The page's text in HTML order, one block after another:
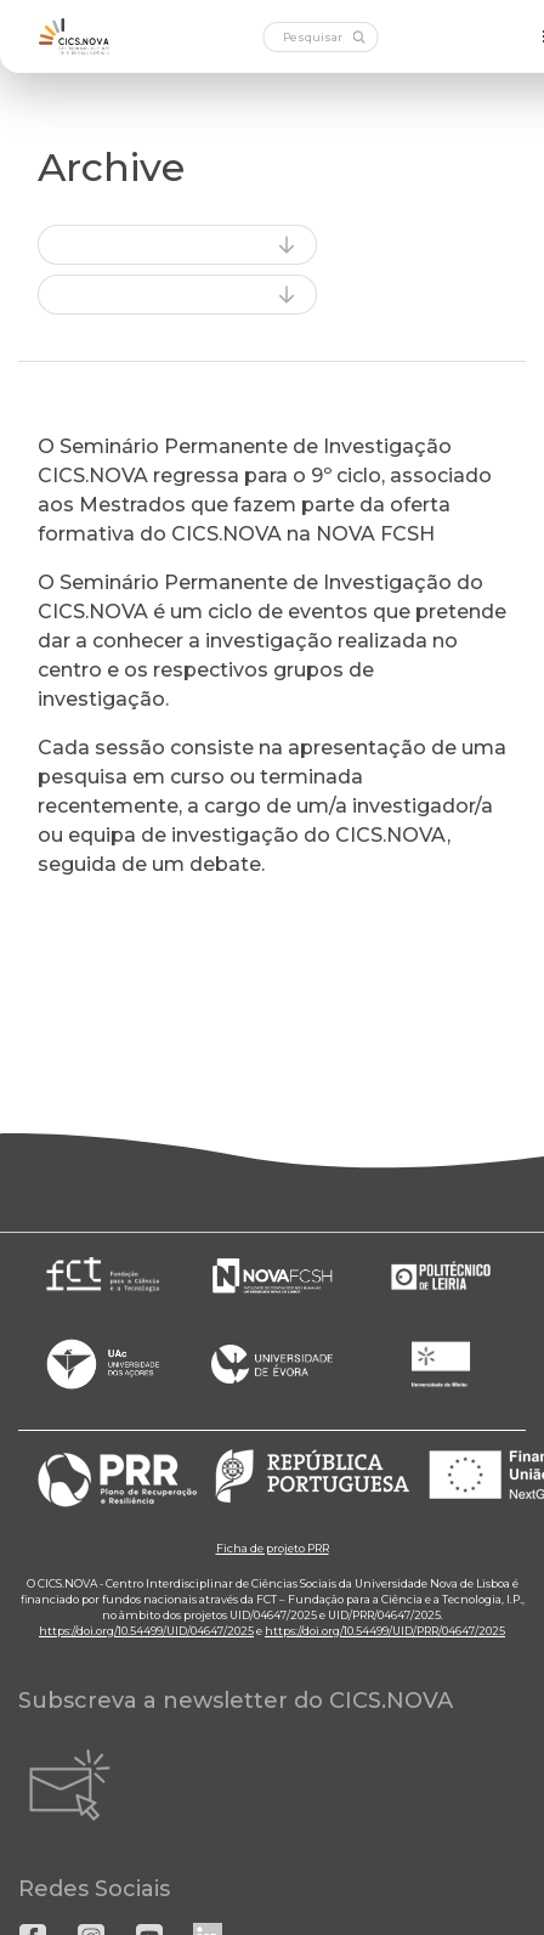
Archive
O Seminário Permanente de Investigação
CICS.NOVA regressa para o 9º ciclo, associado
aos Mestrados que fazem parte da oferta
formativa do CICS.NOVA na NOVA FCSH
O Seminário Permanente de Investigação do
CICS.NOVA é um ciclo de eventos que pretende
dar a conhecer a investigação realizada no
centro e os respectivos grupos de
investigação.
Cada sessão consiste na apresentação de uma
pesquisa em curso ou terminada
recentemente, a cargo de um/a investigador/a
ou equipa de investigação do CICS.NOVA,
seguida de um debate.
Ficha de projeto PRR
O CICS.NOVA - Centro Interdisciplinar de Ciências Sociais da Universidade Nova de Lisboa é
financiado por fundos nacionais através da FCT – Fundação para a Ciência e a Tecnologia, I.P.,
no âmbito dos projetos UID/04647/2025 e UID/PRR/04647/2025.
https://doi.org/10.54499/UID/04647/2025e https://doi.org/10.54499/UID/PRR/04647/2025
Subscreva a newsletter do CICS.NOVA
Redes Sociais